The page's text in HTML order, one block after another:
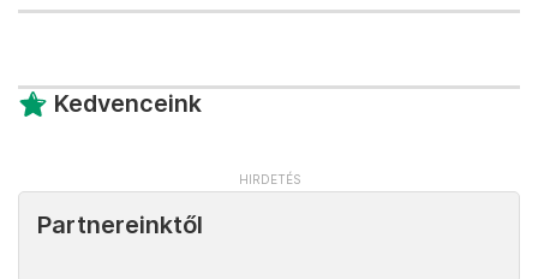
Kedvenceink
Partnereinktől